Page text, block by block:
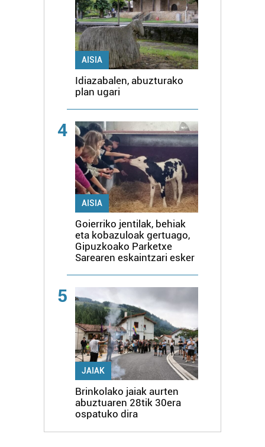
AISIA
Idiazabalen, abuzturako
plan ugari
4
AISIA
Goierriko jentilak, behiak
eta kobazuloak gertuago,
Gipuzkoako Parketxe
Sarearen eskaintzari esker
5
JAIAK
Brinkolako jaiak aurten
abuztuaren 28tik 30era
ospatuko dira